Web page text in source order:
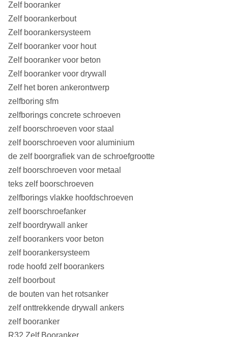
Zelf booranker
Zelf boorankerbout
Zelf boorankersysteem
Zelf booranker voor hout
Zelf booranker voor beton
Zelf booranker voor drywall
Zelf het boren ankerontwerp
zelfboring sfm
zelfborings concrete schroeven
zelf boorschroeven voor staal
zelf boorschroeven voor aluminium
de zelf boorgrafiek van de schroefgrootte
zelf boorschroeven voor metaal
teks zelf boorschroeven
zelfborings vlakke hoofdschroeven
zelf boorschroefanker
zelf boordrywall anker
zelf boorankers voor beton
zelf boorankersysteem
rode hoofd zelf boorankers
zelf boorbout
de bouten van het rotsanker
zelf onttrekkende drywall ankers
zelf booranker
R32 Zelf Booranker